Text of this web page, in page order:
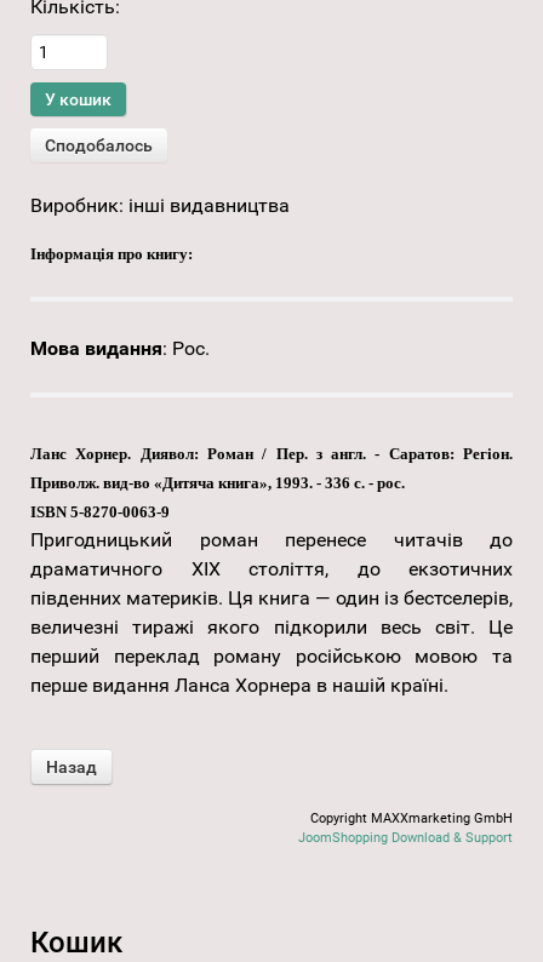
Кількість:
Виробник: інші видавництва
Інформація про книгу:
Мова видання: Рос.
Ланс Хорнер. Диявол: Роман / Пер. з англ. - Саратов: Регіон.
Приволж. вид-во «Дитяча книга», 1993. - 336 с. - рос.
ISBN 5-8270-0063-9
Пригодницький роман перенесе читачів до
драматичного XIX століття, до екзотичних
південних материків. Ця книга — один із бестселерів,
величезні тиражі якого підкорили весь світ. Це
перший переклад роману російською мовою та
перше видання Ланса Хорнера в нашій країні.
Copyright MAXXmarketing GmbH
JoomShopping Download & Support
Кошик